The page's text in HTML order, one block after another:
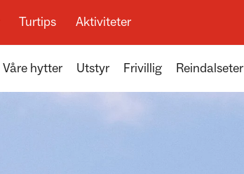
Turtips Aktiviteter
Våre hytter Utstyr Frivillig Reindalseter